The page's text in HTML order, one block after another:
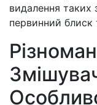
видалення таких
первинний блиск